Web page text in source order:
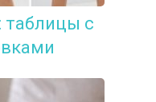
таблицы с